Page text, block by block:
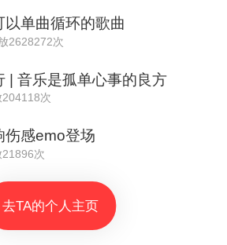
以单曲循环的歌曲
2628272次
| 音乐是孤单心事的良方
次
伤感emo登场
次
去TA的个人主页